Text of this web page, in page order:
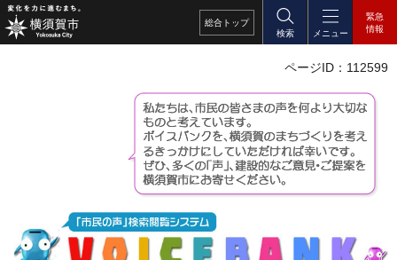
総合 トップ
検索
メニュー
緊急
情報
ページID：112599